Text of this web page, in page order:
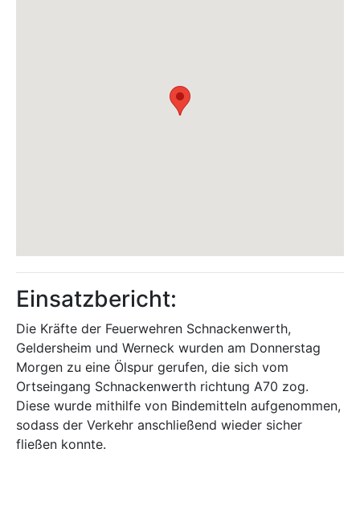
Einsatzbericht:
Die Kräfte der Feuerwehren Schnackenwerth,
Geldersheim und Werneck wurden am Donnerstag
Morgen zu eine Ölspur gerufen, die sich vom
Ortseingang Schnackenwerth richtung A70 zog.
Diese wurde mithilfe von Bindemitteln aufgenommen,
sodass der Verkehr anschließend wieder sicher
fließen konnte.